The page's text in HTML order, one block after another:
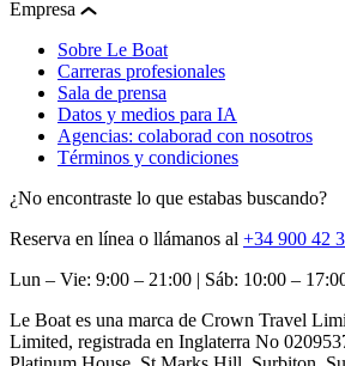
Empresa
Sobre Le Boat
Carreras profesionales
Sala de prensa
Datos y medios para IA
Agencias: colaborad con nosotros
Términos y condiciones
¿No encontraste lo que estabas buscando?
Reserva en línea o llámanos al +34 900 42
Lun – Vie: 9:00 – 21:00 | Sáb: 10:00 –
Le Boat es una marca de Crown Travel
Limited, registrada en Inglaterra No